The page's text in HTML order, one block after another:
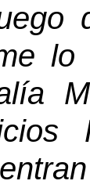
lo